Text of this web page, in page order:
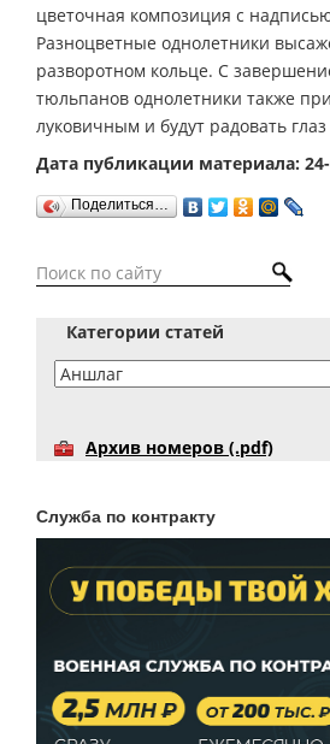
цветочная композиция с
Разноцветные однолетники
разворотном кольце. С
тюльпанов однолетники также
луковичным и будут радовать
Дата публикации материала: 24-
Поделиться…
Категории статей
Архив номеров (.pdf)
Служба по контракту